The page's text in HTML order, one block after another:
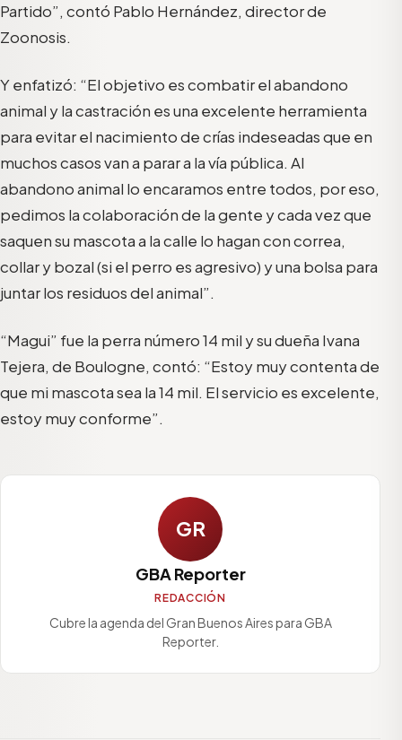
Partido”, contó Pablo Hernández, director de
Zoonosis.
Y enfatizó: “El objetivo es combatir el abandono
animal y la castración es una excelente herramienta
para evitar el nacimiento de crías indeseadas que en
muchos casos van a parar a la vía pública. Al
abandono animal lo encaramos entre todos, por eso,
pedimos la colaboración de la gente y cada vez que
saquen su mascota a la calle lo hagan con correa,
collar y bozal (si el perro es agresivo) y una bolsa para
juntar los residuos del animal”.
“Magui” fue la perra número 14 mil y su dueña Ivana
Tejera, de Boulogne, contó: “Estoy muy contenta de
que mi mascota sea la 14 mil. El servicio es excelente,
estoy muy conforme”.
GR
GBA Reporter
REDACCIÓN
Cubre la agenda del Gran Buenos Aires para GBA
Reporter.